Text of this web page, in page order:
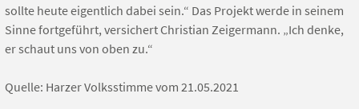
sollte heute eigentlich dabei sein.“ Das Projekt werde in seinem
Sinne fortgeführt, versichert Christian Zeigermann. „Ich denke,
er schaut uns von oben zu.“
Quelle: Harzer Volksstimme vom 21.05.2021